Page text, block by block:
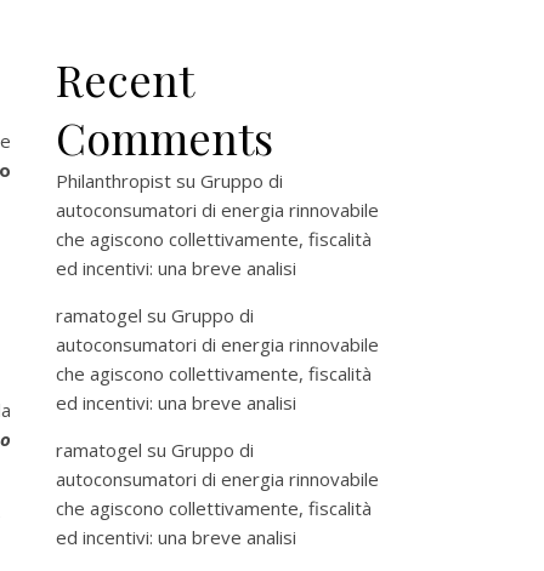
Recent
Comments
Philanthropist su Gruppo di
autoconsumatori di energia rinnovabile
che agiscono collettivamente, fiscalità
ed incentivi: una breve analisi
ramatogel su Gruppo di
autoconsumatori di energia rinnovabile
che agiscono collettivamente, fiscalità
ed incentivi: una breve analisi
ramatogel su Gruppo di
autoconsumatori di energia rinnovabile
che agiscono collettivamente, fiscalità
ed incentivi: una breve analisi